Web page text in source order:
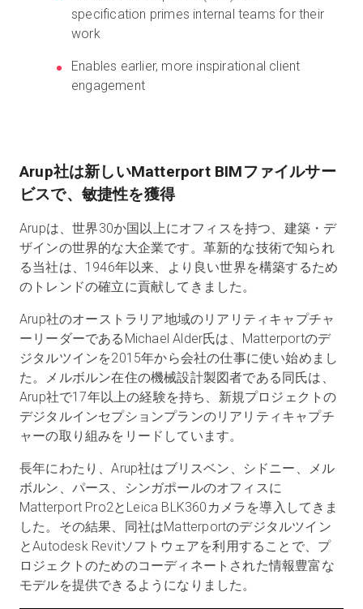
specification primes internal teams for their
work
Enables earlier, more inspirational client
engagement
Arup社は新しいMatterport BIMファイルサー
ビスで、敏捷性を獲得
Arupは、世界30か国以上にオフィスを持つ、建築・デ
ザインの世界的な大企業です。革新的な技術で知られ
る当社は、1946年以来、より良い世界を構築するため
のトレンドの確立に貢献してきました。
Arup社のオーストラリア地域のリアリティキャプチャ
ーリーダーであるMichael Alder氏は、Matterportのデ
ジタルツインを2015年から会社の仕事に使い始めまし
た。メルボルン在住の機械設計製図者である同氏は、
Arup社で17年以上の経験を持ち、新規プロジェクトの
デジタルインセプションプランのリアリティキャプチ
ャーの取り組みをリードしています。
長年にわたり、Arup社はブリスベン、シドニー、メル
ボルン、パース、シンガポールのオフィスに
Matterport Pro2とLeica BLK360カメラを導入してきま
した。その結果、同社はMatterportのデジタルツイン
とAutodesk Revitソフトウェアを利用することで、プ
ロジェクトのためのコーディネートされた情報豊富な
モデルを提供できるようになりました。